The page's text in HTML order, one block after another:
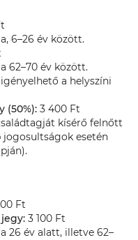
6–26 év között.
62–70 év között.
a helyszíni
(50%):3 400 Ft
kísérő felnőtt
jogosultságok esetén
Ft
3 100 Ft
26 év alatt, illetve 62–